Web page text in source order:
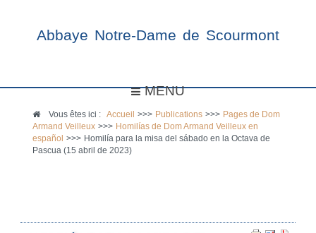
Abbaye Notre-Dame de Scourmont
MENU
Vous êtes ici :Accueil >>> Publications >>> Pages de Dom
Armand Veilleux >>> Homilías de Dom Armand Veilleux en
español
>>> Homilía para la misa del sábado en la Octava de
Pascua (15 abril de 2023)